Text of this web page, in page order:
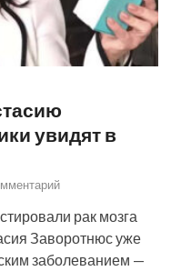
увидят в
рак мозга
Заворотнюс уже
заболеванием —